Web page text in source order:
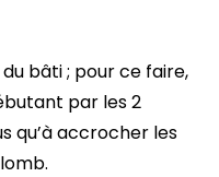
bâti ; pour ce faire,
par les 2
qu’à accrocher les